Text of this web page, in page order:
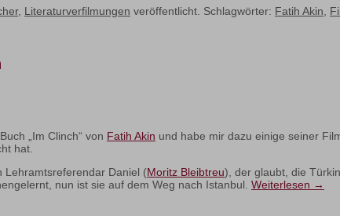
, Literaturverfilmungen veröffentlicht. Schlagwörter: Fatih Akin,
„Im Clinch“ von Fatih Akin und habe mir dazu einige seiner
hat.
Lehramtsreferendar Daniel (Moritz Bleibtreu), der glaubt, die
nun ist sie auf dem Weg nach Istanbul. Weiterlesen →